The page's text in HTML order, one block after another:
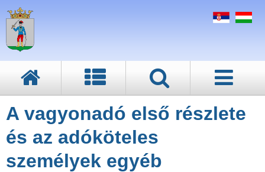
A vagyonadó első részlete
és az adóköteles
személyek egyéb